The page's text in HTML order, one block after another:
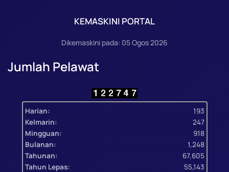
KEMASKINI PORTAL
Dikemaskini pada: 05 Ogos 2026
Jumlah Pelawat
Harian:
193
Kelmarin:
247
Mingguan:
918
Bulanan:
1,248
Tahunan:
67,605
Tahun Lepas:
55,143